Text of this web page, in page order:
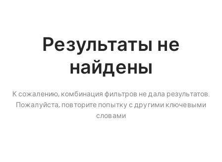
Результаты не
найдены
К сожалению, комбинация фильтров не дала результатов.
Пожалуйста, повторите попытку с другими ключевыми
словами